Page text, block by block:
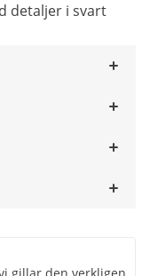
detaljer i svart